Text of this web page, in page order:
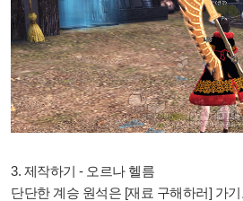
3. 제작하기 - 오르나 헬름
단단한 계승 원석은 [재료 구해하러] 가